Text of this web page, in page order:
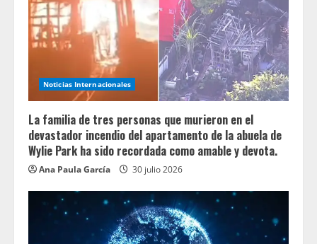
Noticias Internacionales
La familia de tres personas que murieron en el
devastador incendio del apartamento de la abuela de
Wylie Park ha sido recordada como amable y devota.
Ana Paula García 30 julio 2026